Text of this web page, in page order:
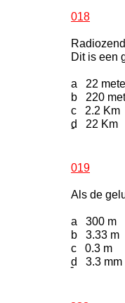
018
Dit is een
a 22
b 220
c 2.2 Km
d 22 Km
-
019
Als de
a 300 m
b 3.33 m
c 0.3 m
d 3.3 mm
-